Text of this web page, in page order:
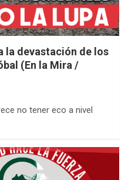
la devastación de los
(En la Mira /
no tener eco a nivel